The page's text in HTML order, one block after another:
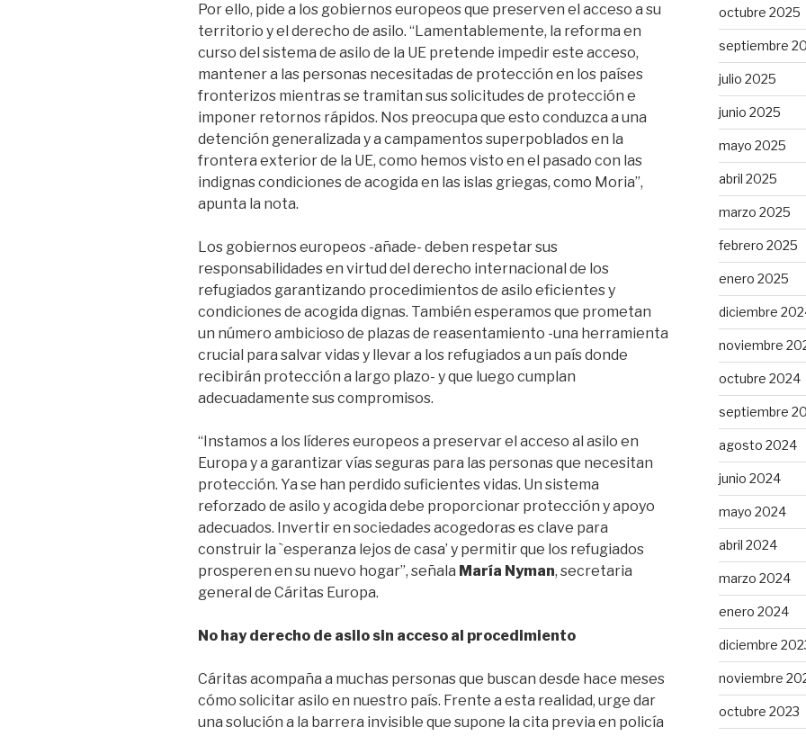
Por ello, pide a los gobiernos europeos que preserven el acceso a su
territorio y el derecho de asilo. “Lamentablemente, la reforma en
curso del sistema de asilo de la UE pretende impedir este acceso,
mantener a las personas necesitadas de protección en los países
fronterizos mientras se tramitan sus solicitudes de protección e
imponer retornos rápidos. Nos preocupa que esto conduzca a una
detención generalizada y a campamentos superpoblados en la
frontera exterior de la UE, como hemos visto en el pasado con las
indignas condiciones de acogida en las islas griegas, como Moria”,
apunta la nota.
Los gobiernos europeos -añade- deben respetar sus
responsabilidades en virtud del derecho internacional de los
refugiados garantizando procedimientos de asilo eficientes y
condiciones de acogida dignas. También esperamos que prometan
un número ambicioso de plazas de reasentamiento -una herramienta
crucial para salvar vidas y llevar a los refugiados a un país donde
recibirán protección a largo plazo- y que luego cumplan
adecuadamente sus compromisos.
“Instamos a los líderes europeos a preservar el acceso al asilo en
Europa y a garantizar vías seguras para las personas que necesitan
protección. Ya se han perdido suficientes vidas. Un sistema
reforzado de asilo y acogida debe proporcionar protección y apoyo
adecuados. Invertir en sociedades acogedoras es clave para
construir la `esperanza lejos de casa’ y permitir que los refugiados
prosperen en su nuevo hogar”, señala María Nyman, secretaria
general de Cáritas Europa.
No hay derecho de asilo sin acceso al procedimiento
Cáritas acompaña a muchas personas que buscan desde hace meses
cómo solicitar asilo en nuestro país. Frente a esta realidad, urge dar
una solución a la barrera invisible que supone la cita previa en policía
octubre 2025
septiembre
julio 2025
junio 2025
mayo 2025
abril 2025
marzo 2025
febrero 2025
enero 2025
diciembre
noviembre
octubre 2024
septiembre
agosto 2024
junio 2024
mayo 2024
abril 2024
marzo 2024
enero 2024
diciembre
noviembre
octubre 2023